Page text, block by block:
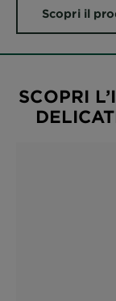
Scopri il
SCOPRI